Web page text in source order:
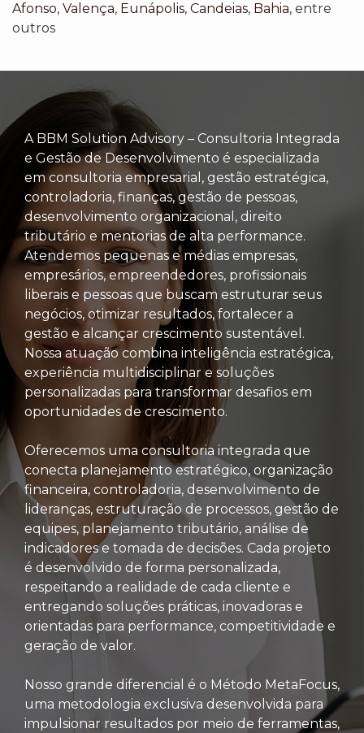
Afonso, Valença, Eunápolis, Candeias, Bahia, entre
outros
A BBM Solution Advisory – Consultoria Integrada
e Gestão de Desenvolvimento é especializada
em consultoria empresarial, gestão estratégica,
controladoria, finanças, gestão de pessoas,
desenvolvimento organizacional, direito
tributário e mentorias de alta performance.
Atendemos pequenas e médias empresas,
empresários, empreendedores, profissionais
liberais e pessoas que buscam estruturar seus
negócios, otimizar resultados, fortalecer a
gestão e alcançar crescimento sustentável.
Nossa atuação combina inteligência estratégica,
experiência multidisciplinar e soluções
personalizadas para transformar desafios em
oportunidades de crescimento.
Oferecemos uma consultoria integrada que
conecta planejamento estratégico, organização
financeira, controladoria, desenvolvimento de
lideranças, estruturação de processos, gestão de
equipes, planejamento tributário, análise de
indicadores e tomada de decisões. Cada projeto
é desenvolvido de forma personalizada,
respeitando a realidade de cada cliente e
entregando soluções práticas, inovadoras e
orientadas para performance, competitividade e
geração de valor.
Nosso grande diferencial é o Método MetaFocus,
uma metodologia exclusiva desenvolvida para
impulsionar resultados por meio de ferramentas,